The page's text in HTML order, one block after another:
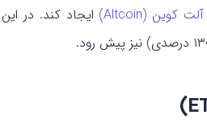
آلت کوین (Altcoin) ایجاد کند. در